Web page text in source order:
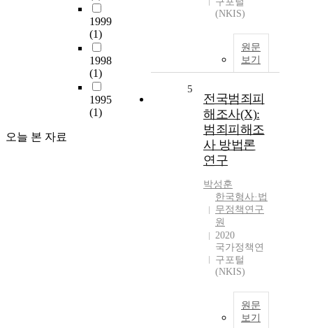
1999
(1)
1998
(1)
1995
(1)
오늘 본 자료
(NKIS)
원문
보기
5
전국범죄피
해조사(X):
범죄피해조
사 방법론
연구
박성훈
한국형사·법
무정책연구
원
2020
국가정책연
구포털
(NKIS)
원문
보기